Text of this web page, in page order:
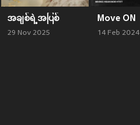
အချစ်ရဲ့အပြစ်
29 Nov 2025
Move ON
14 Feb 2024